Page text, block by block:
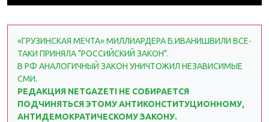
«ГРУЗИНСКАЯ МЕЧТА» МИЛЛИАРДЕРА Б.ИВАНИШВИЛИ ВСЕ-
ТАКИ ПРИНЯЛА "РОССИЙСКИЙ ЗАКОН".
В РФ АНАЛОГИЧНЫЙ ЗАКОН УНИЧТОЖИЛ НЕЗАВИСИМЫЕ
СМИ.
РЕДАКЦИЯ NETGAZETI НЕ СОБИРАЕТСЯ
ПОДЧИНЯТЬСЯ ЭТОМУ АНТИКОНСТИТУЦИОННОМУ,
АНТИДЕМОКРАТИЧЕСКОМУ ЗАКОНУ.